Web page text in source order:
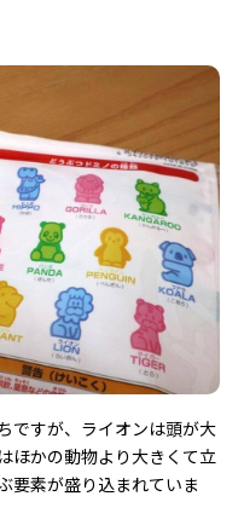
ですが、ライオンは頭が大
ほかの動物より大きくて立
要素が盛り込まれていま